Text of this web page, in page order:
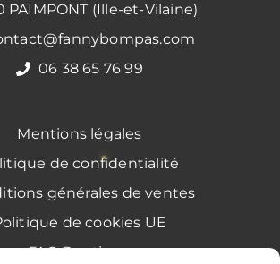
PAIMPONT (Ille-et-Vilaine)
06 38 65 76 99
Mentions légales
de confidentialité
générales de ventes
de cookies UE
FAQ Boutique